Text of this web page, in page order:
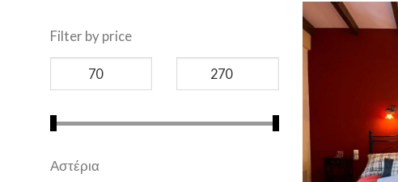
Filter by price
Αστέρια